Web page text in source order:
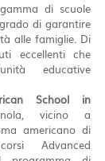
di scuole
di garantire
alle famiglie. Di
eccellenti che
educative
School in
vicino a
americano di
Advanced